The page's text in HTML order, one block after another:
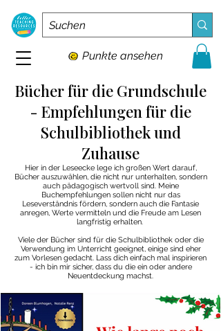
Punkte ansehen
Bücher für die Grundschule
- Empfehlungen für die
Schulbibliothek und
Zuhause
Hier in der Leseecke lege ich großen Wert darauf,
Bücher auszuwählen, die nicht nur unterhalten, sondern
auch pädagogisch wertvoll sind. Meine
Buchempfehlungen sollen nicht nur das
Leseverständnis fördern, sondern auch die Fantasie
anregen, Werte vermitteln und die Freude am Lesen
langfristig erhalten.
Viele der Bücher sind für die Schulbibliothek oder die
Verwendung im Unterricht geeignet, einige sind eher
zum Vorlesen gedacht. Lass dich einfach mal inspirieren
- ich bin mir sicher, dass du die ein oder andere
Neuentdeckung machst.